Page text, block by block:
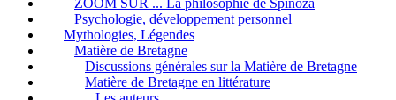
ZOOM SUR ... La philosophie de Spinoza
Psychologie, développement personnel
Mythologies, Légendes
Matière de Bretagne
Discussions générales sur la Matière de Bretagne
Matière de Bretagne en littérature